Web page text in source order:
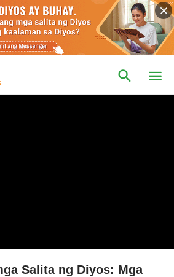
Salita ng Diyos: Mga